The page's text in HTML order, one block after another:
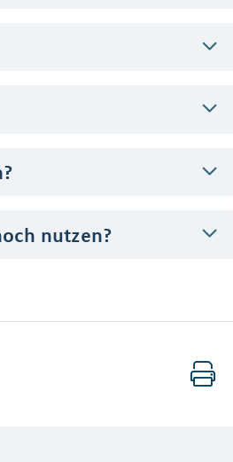
nutzen?